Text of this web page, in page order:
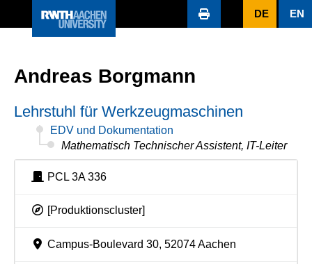
DE EN
Andreas Borgmann
Lehrstuhl für Werkzeugmaschinen
EDV und Dokumentation
Mathematisch Technischer Assistent, IT-Leiter
PCL 3A 336
[Produktionscluster]
Campus-Boulevard 30, 52074 Aachen